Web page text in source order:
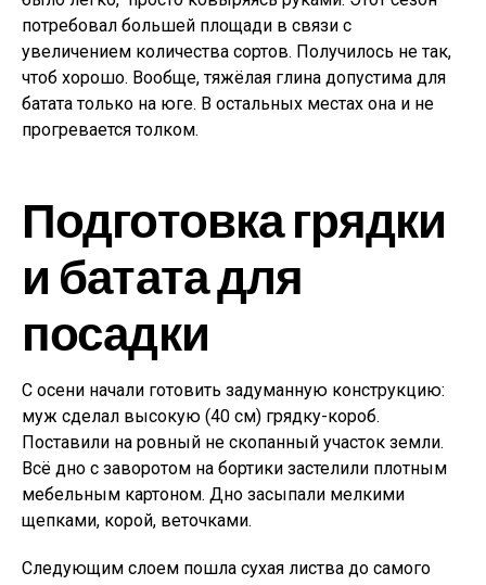
потребовал большей площади в связи с
увеличением количества сортов. Получилось не так,
чтоб хорошо. Вообще, тяжёлая глина допустима для
батата только на юге. В остальных местах она и не
прогревается толком.
Подготовка грядки
и батата для
посадки
С осени начали готовить задуманную конструкцию:
муж сделал высокую (40 см) грядку-короб.
Поставили на ровный не скопанный участок земли.
Всё дно с заворотом на бортики застелили плотным
мебельным картоном. Дно засыпали мелкими
щепками, корой, веточками.
Следующим слоем пошла сухая листва до самого